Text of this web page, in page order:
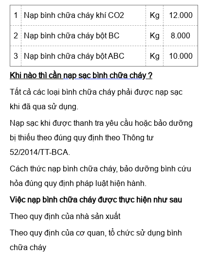
1 Nạp bình chữa cháy khí CO2 Kg 12.000
2 Nạp bình chữa cháy bột BC Kg 8.000
3 Nạp bình chữa cháy bột ABC Kg 10.000
Khi nào thì cần nạp sạc bình chữa cháy?
Tất cả các loại bình chữa cháy phải được nạp sạc
khi đã qua sử dụng.
Nạp sạc khi được thanh tra yêu cầu hoặc bảo dưỡng
bị thiếu theo đúng quy định theo Thông tư
52/2014/TT-BCA.
Cách thức nạp bình chữa cháy, bảo dưỡng bình cứu
hỏa đúng quy định pháp luật hiện hành.
Việc nạp bình chữa cháy được thực hiện như sau
Theo quy định của nhà sản xuất
Theo quy định của cơ quan, tổ chức sử dụng bình
chữa cháy